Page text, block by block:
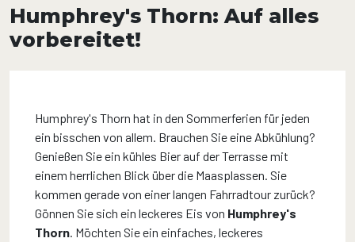
Humphrey's Thorn: Auf alles
vorbereitet!
Humphrey's Thorn hat in den Sommerferien für jeden
ein bisschen von allem. Brauchen Sie eine Abkühlung?
Genießen Sie ein kühles Bier auf der Terrasse mit
einem herrlichen Blick über die Maasplassen. Sie
kommen gerade von einer langen Fahrradtour zurück?
Gönnen Sie sich ein leckeres Eis von Humphrey's
Thorn. Möchten Sie ein einfaches, leckeres